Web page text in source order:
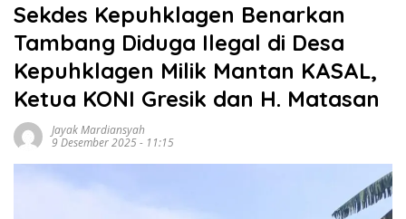
Sekdes Kepuhklagen Benarkan
Tambang Diduga Ilegal di Desa
Kepuhklagen Milik Mantan KASAL,
Ketua KONI Gresik dan H. Matasan
Jayak Mardiansyah
9 Desember 2025 - 11:15